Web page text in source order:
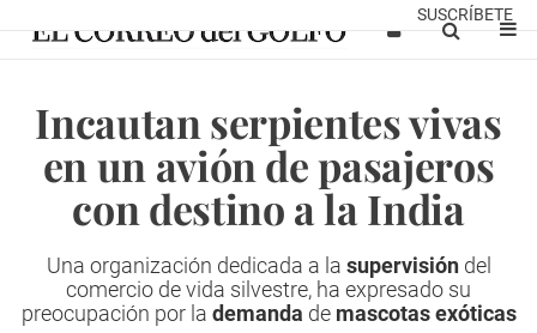
SUSCRÍBETE
Incautan serpientes vivas
en un avión de pasajeros
con destino a la India
Una organización dedicada a la supervisióndel
comercio de vida silvestre, ha expresado su
preocupación por la demanda de mascotas exóticas